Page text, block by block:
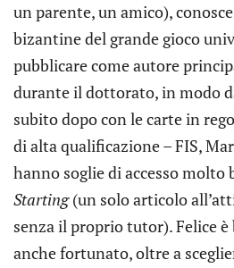
un parente, un amico),
bizantine del grande gioco
pubblicare come autore
durante il dottorato, in modo
subito dopo con le carte in
di alta qualificazione – FIS,
hanno soglie di accesso molto
Starting(un solo articolo
senza il proprio tutor). Felice è
anche fortunato, oltre a